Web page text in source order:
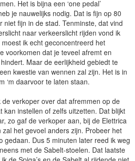
Het is bijna een ‘one pedal’
je nauwelijks nodig. Dat is fijn op 80
niet fijn in de stad. Tenminste, dat vind
naar verkeerslicht rijden vond ik
ik echt geconcentreerd het
voorkomen dat je teveel afremt en
Maar de eerlijkheid gebiedt te
kwestie van wennen zal zijn. Het is in
‘m daarvoor te laten staan.
verkoper over dat afremmen op de
kan instellen of zelfs uitzetten. Dat blijkt
zo gaf de verkoper aan, bij de Elettrica
het gevoel anders zijn. Probeer het
gedaan. Dus 5 minuten later reed ik weg
met de Sabelt-stoelen. Dat laatste